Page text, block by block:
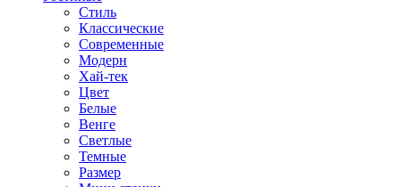
Стиль
Классические
Современные
Модерн
Хай-тек
Цвет
Белые
Венге
Светлые
Темные
Размер